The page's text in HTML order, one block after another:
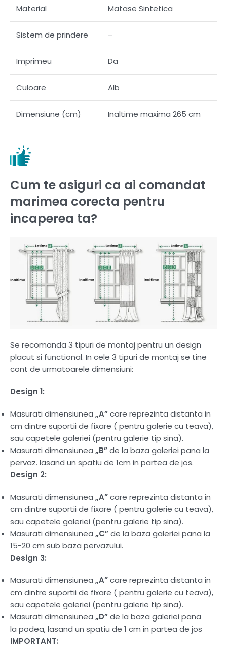
Material Matase Sintetica
Sistem de prindere –
Imprimeu Da
Culoare Alb
Dimensiune (cm) Inaltime maxima 265 cm
Cum te asiguri ca ai comandat
marimea corecta pentru
incaperea ta?
Se recomanda 3 tipuri de montaj pentru un design
placut si functional. In cele 3 tipuri de montaj se tine
cont de urmatoarele dimensiuni:
Design 1:
Masurati dimensiunea „A”care reprezinta distanta in
cm dintre suportii de fixare ( pentru galerie cu teava),
sau capetele galeriei (pentru galerie tip sina).
Masurati dimensiunea „B”de la baza galeriei pana la
pervaz. lasand un spatiu de 1cm in partea de jos.
Design 2:
Masurati dimensiunea „A”care reprezinta distanta in
cm dintre suportii de fixare ( pentru galerie cu teava),
sau capetele galeriei (pentru galerie tip sina).
Masurati dimensiunea „C”de la baza galeriei pana la
15-20 cm sub baza pervazului.
Design 3:
Masurati dimensiunea „A”care reprezinta distanta in
cm dintre suportii de fixare ( pentru galerie cu teava),
sau capetele galeriei (pentru galerie tip sina).
Masurati dimensiunea „D”de la baza galeriei pana
la podea, lasand un spatiu de 1 cm in partea de jos
IMPORTANT: